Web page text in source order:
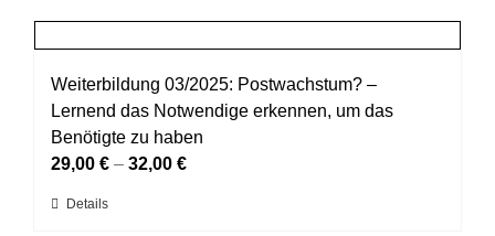
Varianten
auf.
Die
Optionen
können
der
Weiterbildung 03/2025: Postwachstum? –
Lernend das Notwendige erkennen, um das
Benötigte zu haben
29,00 € – 32,00 €
Dieses
Details